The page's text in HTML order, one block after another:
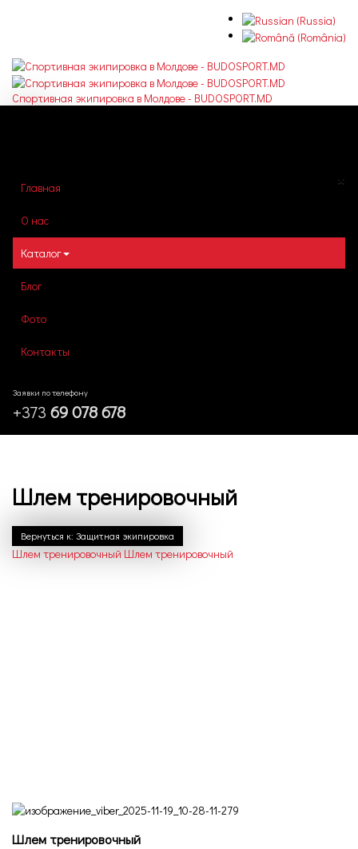
Спортивная экипировка в Молдове - BUDOSPORT.MD
×
Главная
О нас
Каталог
Блог
Фото
Контакты
Заявки по телефону
+373 69 078 678
Шлем тренировочный
Вернуться к: Защитная экипировка
Шлем тренировочный Шлем тренировочный
Шлем тренировочный